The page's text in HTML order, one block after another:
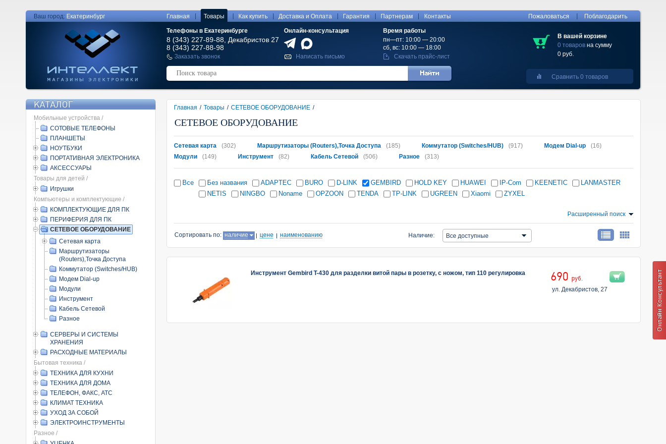
Ваш город: Екатеринбург Главная Товары Как купить Доставка и Оплата Гарантия Партнерам Контакты
Телефоны в Екатеринбурге
8 (343) 227-89-88, Декабристов 27
8 (343) 227-88-98
Онлайн-консультация
Время работы
пн—пт: 10:00 — 20:00
сб, вс: 10:00 — 18:00
Заказать звонок
Написать письмо Скачать прайс-лист
Пожаловаться Поблагодарить
В вашей корзине
0 товаров на сумму
0 руб.
Сравнить 0 товаров
КАТАЛОГ
Мобильные устройства /
СОТОВЫЕ ТЕЛЕФОНЫ
ПЛАНШЕТЫ
НОУТБУКИ
ПОРТАТИВНАЯ ЭЛЕКТРОНИКА
АКСЕССУАРЫ
Товары для детей /
Игрушки
Компьютеры и комплектующие /
КОМПЛЕКТУЮЩИЕ ДЛЯ ПК
ПЕРИФЕРИЯ ДЛЯ ПК
СЕТЕВОЕ ОБОРУДОВАНИЕ
Сетевая карта
Маршрутизаторы
(Routers),Точка Доступа
Коммутатор (Switches/HUB)
Модем Dial-up
Модули
Инструмент
Кабель Сетевой
Разное
СЕРВЕРЫ И СИСТЕМЫ
ХРАНЕНИЯ
РАСХОДНЫЕ МАТЕРИАЛЫ
Бытовая техника /
ТЕХНИКА ДЛЯ КУХНИ
ТЕХНИКА ДЛЯ ДОМА
ТЕЛЕФОН, ФАКС, АТС
КЛИМАТ ТЕХНИКА
УХОД ЗА СОБОЙ
ЭЛЕКТРОИНСТРУМЕНТЫ
Разное /
Главная / Товары / СЕТЕВОЕ ОБОРУДОВАНИЕ /
СЕТЕВОЕ ОБОРУДОВАНИЕ
Сетевая карта (302) Маршрутизаторы (Routers),Точка Доступа (185) Коммутатор (Switches/HUB) (917) Модем Dial-up
(16)
Модули
(149) Инструмент (82) Кабель Сетевой (506) Разное (313)
Все Без названия ADAPTEC BURO D-LINK GEMBIRD HOLD KEY HUAWEI IP-Com KEENETIC
LANMASTER
NETIS
NINGBO Noname OPZOON TENDA TP-LINK UGREEN Xiaomi ZYXEL
Расширенный поиск
Сортировать по: наличие цене наименованию Наличие: Все доступные
Инструмент Gembird T-430 для разделки витой пары в розетку, с ножом, тип 110 регулировка 690 руб.
ул. Декабристов, 27